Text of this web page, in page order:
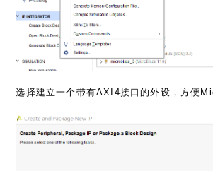
选择建立一个带有AXI4接口的外设，方便